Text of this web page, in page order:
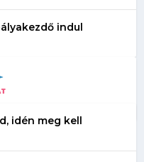
indul
idén meg kell